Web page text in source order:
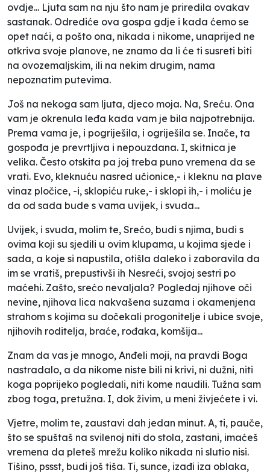
ovdje... Ljuta sam na nju što nam je priredila ovakav
sastanak. Odrediće ova gospa gdje i kada ćemo se
opet naći, a pošto ona, nikada i nikome, unaprijed ne
otkriva svoje planove, ne znamo da li će ti susreti biti
na ovozemaljskim, ili na nekim drugim, nama
nepoznatim putevima.
Još na nekoga sam ljuta, djeco moja. Na, Sreću. Ona
vam je okrenula leđa kada vam je bila najpotrebnija.
Prema vama je, i pogriješila, i ogriješila se. Inače, ta
gospođa je prevrtljiva i nepouzdana. I, skitnica je
velika. Često otskita pa joj treba puno vremena da se
vrati. Evo, kleknuću nasred učionice,- i kleknu na plave
vinaz pločice, -i, sklopiću ruke,- i sklopi ih,- i moliću je
da od sada bude s vama uvijek, i svuda...
Uvijek, i svuda, molim te, Srećo, budi s njima, budi s
ovima koji su sjedili u ovim klupama, u kojima sjede i
sada, a koje si napustila, otišla daleko i zaboravila da
im se vratiš, prepustivši ih Nesreći, svojoj sestri po
maćehi. Zašto, srećo nevaljala? Pogledaj njihove oči
nevine, njihova lica nakvašena suzama i okamenjena
strahom s kojima su dočekali progonitelje i ubice svoje,
njihovih roditelja, braće, rođaka, komšija...
Znam da vas je mnogo, Anđeli moji, na pravdi Boga
nastradalo, a da nikome niste bili ni krivi, ni dužni, niti
koga poprijeko pogledali, niti kome naudili. Tužna sam
zbog toga, pretužna. I, dok živim, u meni živjećete i vi.
Vjetre, molim te, zaustavi dah jedan minut. A, ti, pauče,
što se spuštaš na svilenoj niti do stola, zastani, imaćeš
vremena da pleteš mrežu koliko nikada ni slutio nisi.
Tišino, pssst, budi još tiša. Ti, sunce, izađi iza oblaka,